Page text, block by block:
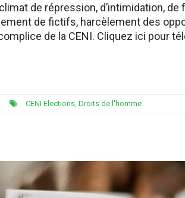
de répression, d’intimidation,
de fictifs, harcèlement des
de la CENI. Cliquez ici pour
CENI Elections, Droits de l'homme